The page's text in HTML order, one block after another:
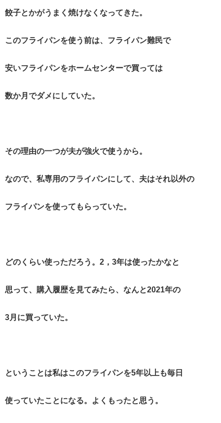
餃子とかがうまく焼けなくなってきた。
このフライパンを使う前は、フライパン難民で
安いフライパンをホームセンターで買っては
数か月でダメにしていた。
その理由の一つが夫が強火で使うから。
なので、私専用のフライパンにして、夫はそれ以外の
フライパンを使ってもらっていた。
どのくらい使っただろう。2，3年は使ったかなと
思って、購入履歴を見てみたら、なんと2021年の
3月に買っていた。
ということは私はこのフライパンを5年以上も毎日
使っていたことになる。よくもったと思う。